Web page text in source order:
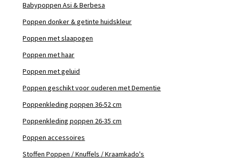
Babypoppen Asi & Berbesa
Poppen donker & getinte huidskleur
Poppen met slaapogen
Poppen met haar
Poppen met geluid
Poppen geschikt voor ouderen met Dementie
Poppenkleding poppen 36-52 cm
Poppenkleding poppen 26-35 cm
Poppen accessoires
Stoffen Poppen / Knuffels / Kraamkado's